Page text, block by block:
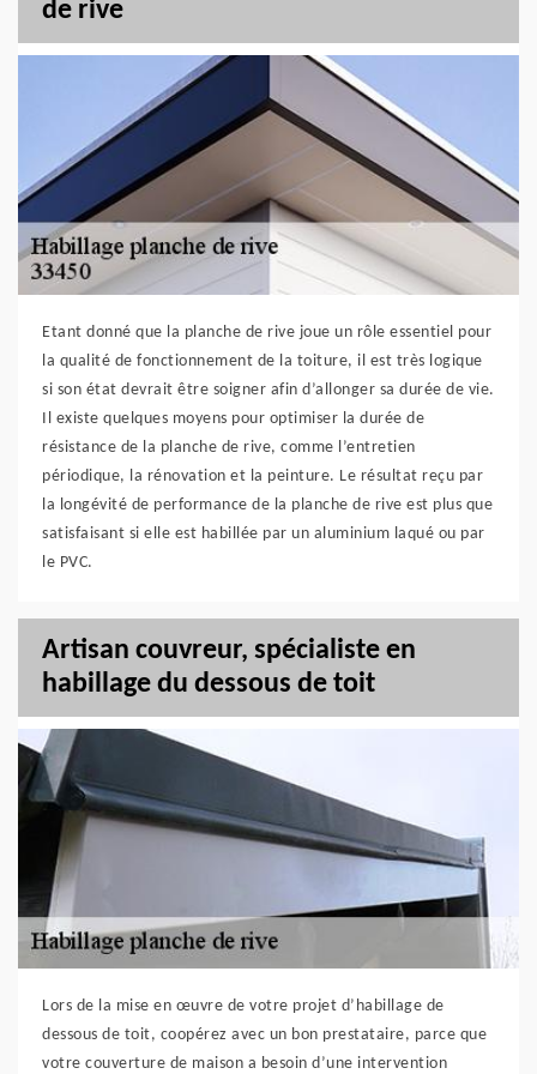
de rive
Etant donné que la planche de rive joue un rôle essentiel pour
la qualité de fonctionnement de la toiture, il est très logique
si son état devrait être soigner afin d’allonger sa durée de vie.
Il existe quelques moyens pour optimiser la durée de
résistance de la planche de rive, comme l’entretien
périodique, la rénovation et la peinture. Le résultat reçu par
la longévité de performance de la planche de rive est plus que
satisfaisant si elle est habillée par un aluminium laqué ou par
le PVC.
Artisan couvreur, spécialiste en
habillage du dessous de toit
Lors de la mise en œuvre de votre projet d’habillage de
dessous de toit, coopérez avec un bon prestataire, parce que
votre couverture de maison a besoin d’une intervention